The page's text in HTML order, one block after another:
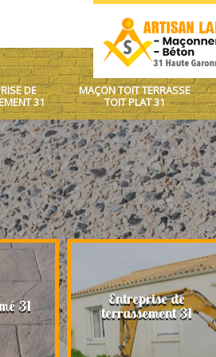
DE
31
MAÇON TOIT TERRASSE
TOIT PLAT 31
31 Entreprise de
terrassement 31